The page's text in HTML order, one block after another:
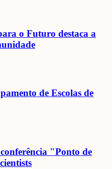
o Futuro destaca a
de Escolas de
"Ponto de